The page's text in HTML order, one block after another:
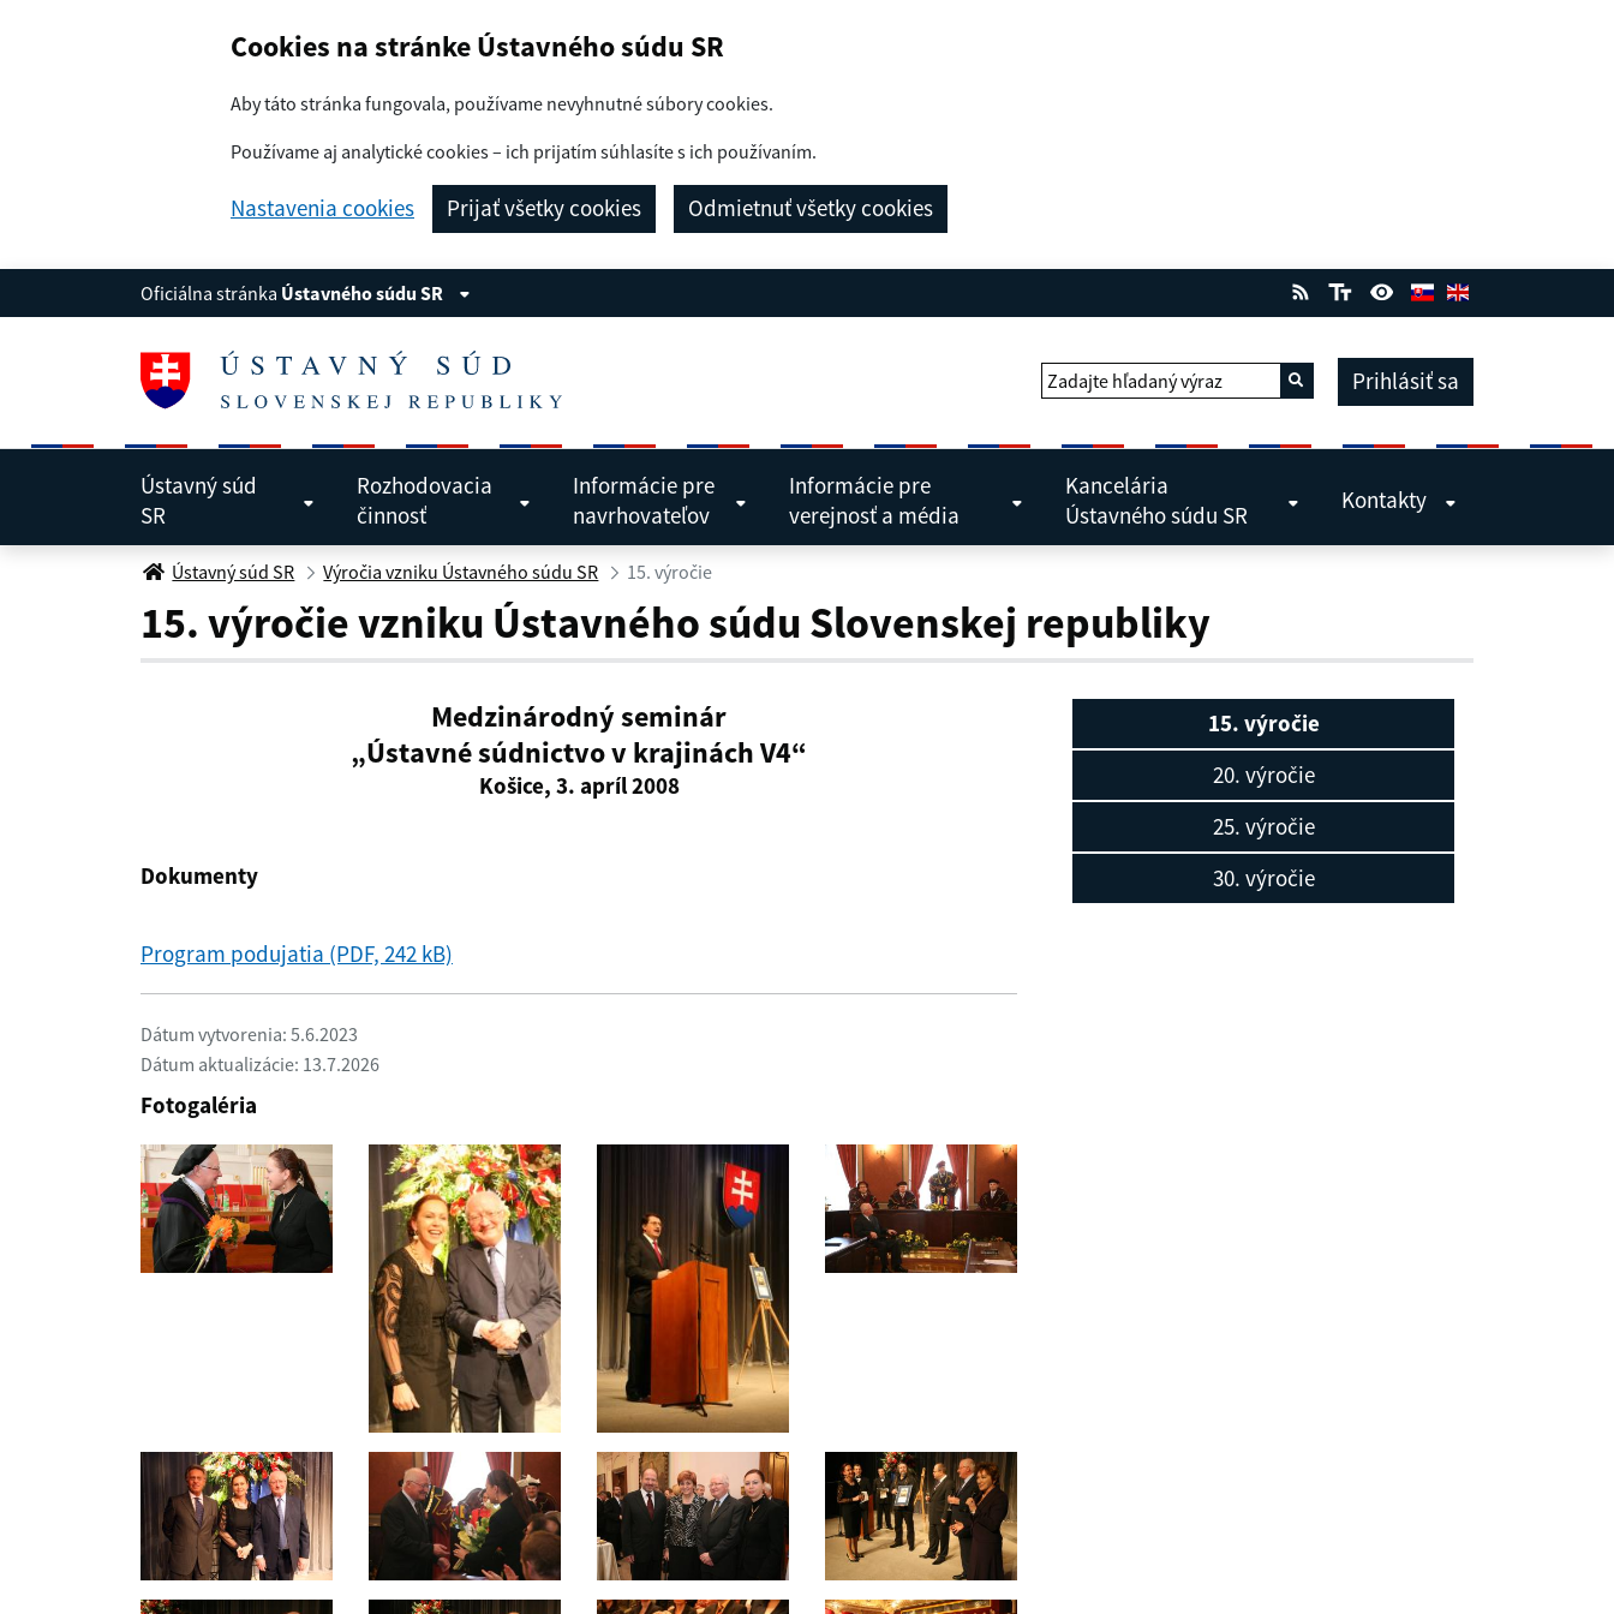
Cookies na stránke Ústavného súdu SR
Aby táto stránka fungovala, používame nevyhnutné súbory cookies.
Používame aj analytické cookies – ich prijatím súhlasíte s ich používaním.
Nastavenia cookies Prijať všetky cookies Odmietnuť všetky cookies
Oficiálna stránka Ústavného súdu SR
Zadajte hľadaný výraz Vyhľadať Prihlásiť sa
Ústavný súd
SR
Rozhodovacia
činnosť
Informácie pre
navrhovateľov
Informácie pre
verejnosť a média
Kancelária
Ústavného súdu SR
Kontakty
15. výročie
Ústavný súd SR Výročia vzniku Ústavného súdu SR 15. výročie
15. výročie vzniku Ústavného súdu Slovenskej republiky
Medzinárodný seminár
„Ústavné súdnictvo v krajinách V4“
Košice, 3. apríl 2008
Dokumenty
Program podujatia (PDF, 242 kB)
Dátum vytvorenia: 5.6.2023
Dátum aktualizácie: 13.7.2026
Fotogaléria
15. výročie
20. výročie
25. výročie
30. výročie